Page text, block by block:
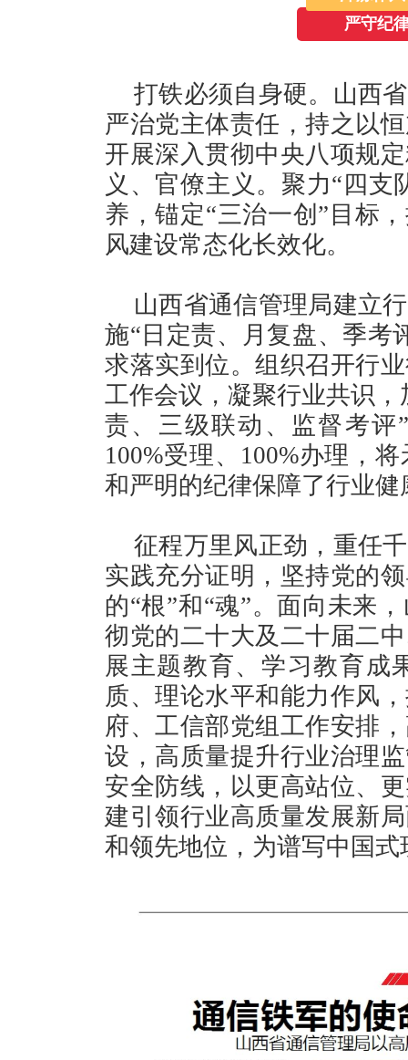
严守纪
打铁必须自身硬。山西
严治党主体责任，持之以
开展深入贯彻中央八项规
义、官僚主义。聚力“四支
养，锚定“三治一创”目标
风建设常态化长效化。
山西省通信管理局建立
施“日定责、月复盘、季考
求落实到位。组织召开行
工作会议，凝聚行业共识
责、三级联动、监督考
100%受理、100%办理，
和严明的纪律保障了行业
征程万里风正劲，重任
实践充分证明，坚持党的
的“根”和“魂”。面向未来
彻党的二十大及二十届二
展主题教育、学习教育成
质、理论水平和能力作风
府、工信部党组工作安排
设，高质量提升行业治理
安全防线，以更高站位、
建引领行业高质量发展新
和领先地位，为谱写中国